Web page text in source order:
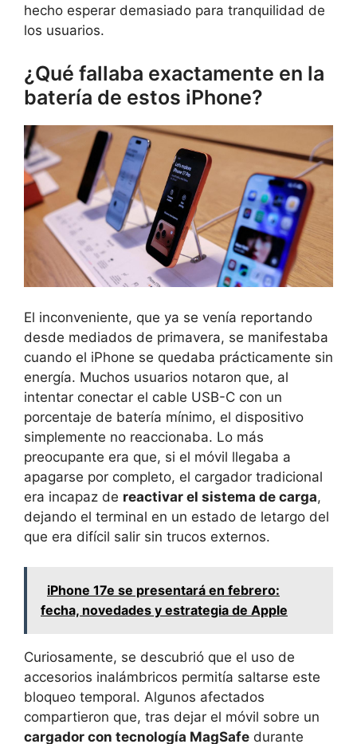
hecho esperar demasiado para tranquilidad de
los usuarios.
¿Qué fallaba exactamente en la
batería de estos iPhone?
El inconveniente, que ya se venía reportando
desde mediados de primavera, se manifestaba
cuando el iPhone se quedaba prácticamente sin
energía. Muchos usuarios notaron que, al
intentar conectar el cable USB-C con un
porcentaje de batería mínimo, el dispositivo
simplemente no reaccionaba. Lo más
preocupante era que, si el móvil llegaba a
apagarse por completo, el cargador tradicional
era incapaz de reactivar el sistema de carga,
dejando el terminal en un estado de letargo del
que era difícil salir sin trucos externos.
iPhone 17e se presentará en febrero:
fecha, novedades y estrategia de Apple
Curiosamente, se descubrió que el uso de
accesorios inalámbricos permitía saltarse este
bloqueo temporal. Algunos afectados
compartieron que, tras dejar el móvil sobre un
cargador con tecnología MagSafe durante